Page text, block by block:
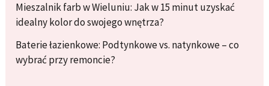
Mieszalnik farb w Wieluniu: Jak w 15 minut uzyskać
idealny kolor do swojego wnętrza?
Baterie łazienkowe: Podtynkowe vs. natynkowe – co
wybrać przy remoncie?